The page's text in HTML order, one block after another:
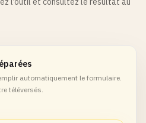
automatiquement le formulaire.
téléversés.